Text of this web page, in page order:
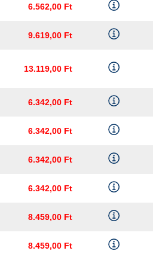
6.562,00 Ft
9.619,00 Ft
13.119,00 Ft
6.342,00 Ft
6.342,00 Ft
6.342,00 Ft
6.342,00 Ft
8.459,00 Ft
8.459,00 Ft